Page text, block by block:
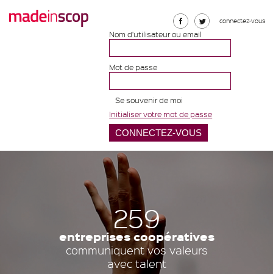
Notre
page
Facebook
Notre
compte
Twitter
connectez-vous
Nom d'utilisateur ou email
Mot de passe
Se souvenir de moi
Initialiser votre mot de passe
259
entreprises coopératives
communiquent vos valeurs
avec talent